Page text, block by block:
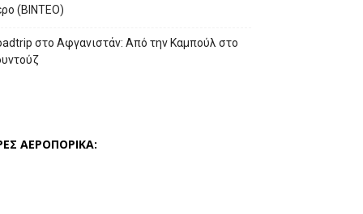
(ΒΙΝΤΕΟ)
στο Αφγανιστάν: Από την Καμπούλ στο
ΑΕΡΟΠΟΡΙΚΑ: